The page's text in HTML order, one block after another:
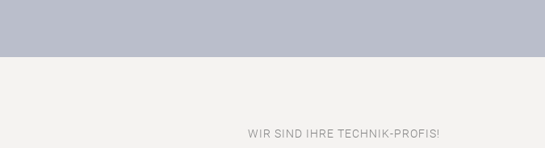
WIR SIND IHRE TECHNIK-PROFIS!